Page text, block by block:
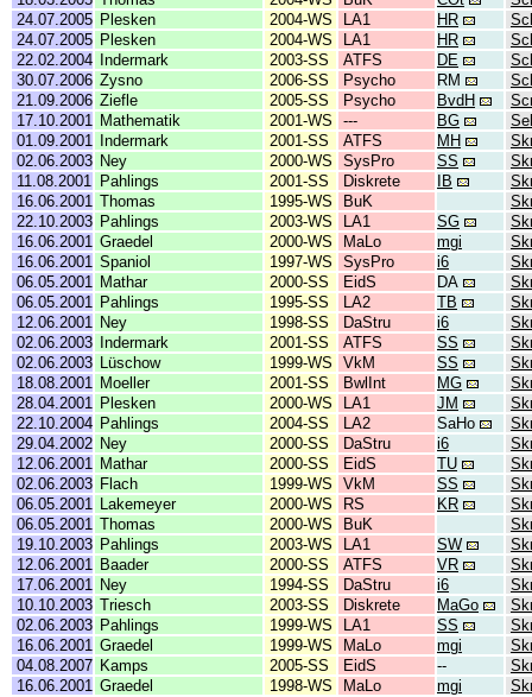
24.07.2005 Plesken 2004-WS LA1 HR
24.07.2005 Plesken 2004-WS LA1 HR
22.02.2004
Indermark 2003-SS ATFS DE
30.07.2006 Zysno 2006-SS Psycho RM
21.09.2006 Ziefle 2005-SS Psycho BvdH
17.10.2001
Mathematik 2001-WS --- BG
01.09.2001
Indermark 2001-SS ATFS MH
02.06.2003 Ney 2000-WS SysPro SS
11.08.2001
Pahlings 2001-SS Diskrete IB
16.06.2001 Thomas 1995-WS BuK
22.10.2003 Pahlings 2003-WS LA1 SG
16.06.2001 Graedel 2000-WS MaLo mgi
16.06.2001 Spaniol 1997-WS SysPro i6
06.05.2001
Mathar 2000-SS EidS DA
06.05.2001
Pahlings 1995-SS LA2 TB
12.06.2001
Ney 1998-SS DaStru i6
02.06.2003
Indermark 2001-SS ATFS SS
02.06.2003
Lüschow 1999-WS VkM SS
18.08.2001
Moeller 2001-SS BwlInt MG
28.04.2001
Plesken 2000-WS LA1 JM
22.10.2004 Pahlings 2004-SS LA2 SaHo
29.04.2002 Ney 2000-SS DaStru i6
12.06.2001
Mathar 2000-SS EidS TU
02.06.2003 Flach 1999-WS VkM SS
06.05.2001
Lakemeyer 2000-WS RS KR
06.05.2001 Thomas 2000-WS BuK
19.10.2003 Pahlings 2003-WS LA1 SW
12.06.2001
Baader 2000-SS ATFS VR
17.06.2001
Ney 1994-SS DaStru i6
10.10.2003 Triesch 2003-SS Diskrete MaGo
02.06.2003 Pahlings 1999-WS LA1 SS
16.06.2001 Graedel 1999-WS MaLo mgi
04.08.2007 Kamps 2005-SS EidS --
16.06.2001 Graedel 1998-WS MaLo mgi